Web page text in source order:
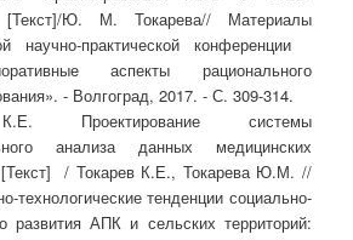
[Текст]/Ю. М. Токарева// Материалы
научно-практической конференции
аспекты рационального
- Волгоград, 2017. - С. 309-314.
Проектирование системы
анализа данных медицинских
[Текст] / Токарев К.Е., Токарева Ю.М. //
технологические тенденции социально-
развития АПК и сельских территорий: